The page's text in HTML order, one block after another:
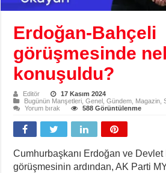
Erdoğan-Bahçeli
görüşmesinde
konuşuldu?
Editör
17 Kasım 2024
Bugünün Manşetleri ,Genel ,Gündem Magazin ,
Yorum bırak
588 Görüntülenme
Cumhurbaşkanı Erdoğan ve Devlet
görüşmesinin ardından, AK Parti